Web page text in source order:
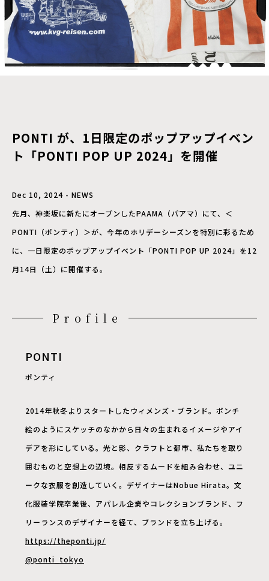
PONTI が、1日限定のポップアップイベン
ト「PONTI POP UP 2024」を開催
Dec 10, 2024 - NEWS
先月、神楽坂に新たにオープンしたPAAMA（パアマ）にて、＜
PONTI（ポンティ）＞が、今年のホリデーシーズンを特別に彩るため
に、一日限定のポップアップイベント「PONTI POP UP 2024」を12
月14日（土）に開催する。
Profile
PONTI
ポンティ
2014年秋冬よりスタートしたウィメンズ・ブランド。ポンチ
絵のようにスケッチのなかから日々の生まれるイメージやアイ
デアを形にしている。光と影、クラフトと都市、私たちを取り
囲むものと空想上の辺境。相反するムードを組み合わせ、ユニ
ークな衣服を創造していく。デザイナーはNobue Hirata。文
化服装学院卒業後、アパレル企業やコレクションブランド、フ
リーランスのデザイナーを経て、ブランドを立ち上げる。
https://theponti.jp/
@ponti_tokyo